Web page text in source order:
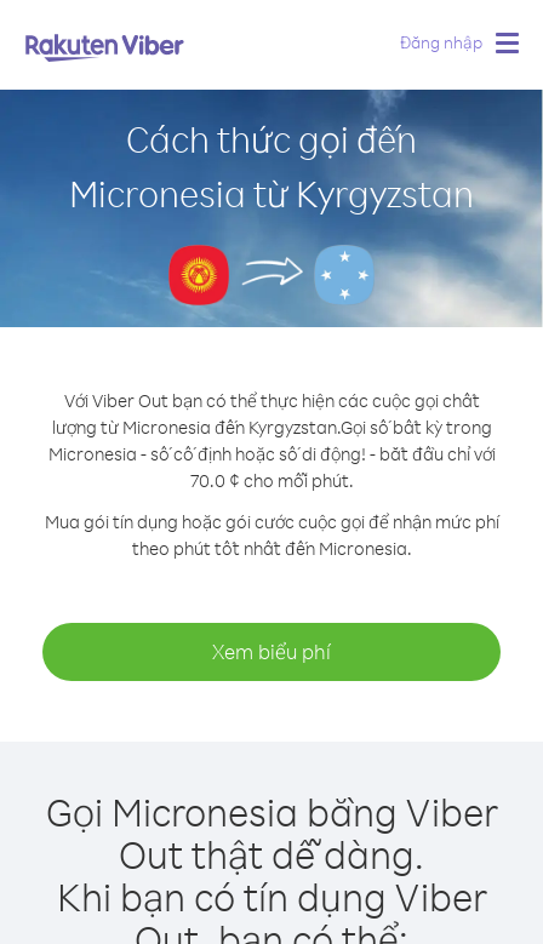
Đăng nhập
Cách thức gọi đến
Micronesia từ Kyrgyzstan
Với Viber Out bạn có thể thực hiện các cuộc gọi chất
lượng từ Micronesia đến Kyrgyzstan.Gọi số bất kỳ trong
Micronesia - số cố định hoặc số di động! - bắt đầu chỉ với
70.0 ¢ cho mỗi phút.
Mua gói tín dụng hoặc gói cước cuộc gọi để nhận mức phí
theo phút tốt nhất đến Micronesia.
Xem biểu phí
Gọi Micronesia bằng Viber
Out thật dễ dàng.
Khi bạn có tín dụng Viber